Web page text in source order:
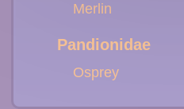
Merlin
Pandionidae
Osprey